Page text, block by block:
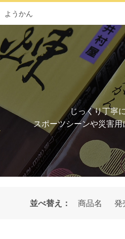
ようかん
じっくり丁寧
スポーツシーンや災害
並べ替え： 商品名 発